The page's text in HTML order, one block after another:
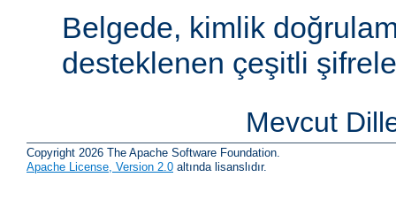
Belgede, kimlik
desteklenen çeşitli
Mevcut
Copyright 2026 The Apache Software Foundation.
Apache License, Version 2.0 altında lisanslıdır.